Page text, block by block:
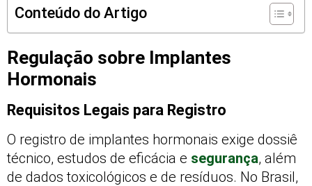
Conteúdo do Artigo
Regulação sobre Implantes
Hormonais
Requisitos Legais para Registro
O registro de implantes hormonais exige dossiê
técnico, estudos de eficácia e segurança, além
de dados toxicológicos e de resíduos. No Brasil,